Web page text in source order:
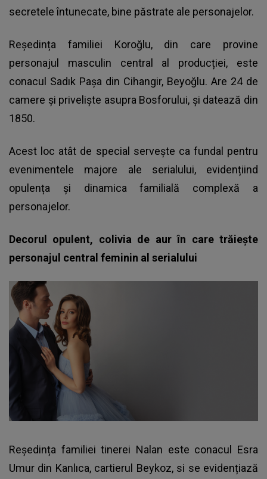
secretele întunecate, bine păstrate ale personajelor.
Reședința familiei Koroğlu, din care provine
personajul masculin central al producției, este
conacul Sadık Paşa din Cihangir, Beyoğlu. Are 24 de
camere și priveliște asupra Bosforului, şi datează din
1850.
Acest loc atât de special servește ca fundal pentru
evenimentele majore ale serialului, evidențiind
opulența și dinamica familială complexă a
personajelor.
Decorul opulent, colivia de aur în care trăiește
personajul central feminin al serialului
Reședința familiei tinerei Nalan este conacul Esra
Umur din Kanlıca, cartierul Beykoz, si se evidențiază